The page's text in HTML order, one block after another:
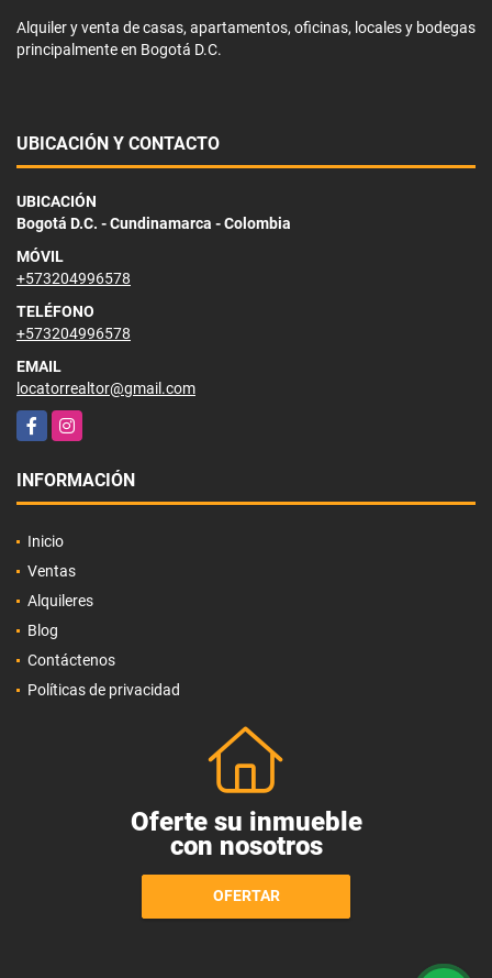
Alquiler y venta de casas, apartamentos, oficinas, locales y bodegas
principalmente en Bogotá D.C.
UBICACIÓN Y CONTACTO
UBICACIÓN
Bogotá D.C. - Cundinamarca - Colombia
MÓVIL
+573204996578
TELÉFONO
+573204996578
EMAIL
locatorrealtor@gmail.com
FacebookInstagram
INFORMACIÓN
Inicio
Ventas
Alquileres
Blog
Contáctenos
Políticas de privacidad
Oferte su inmueble
con nosotros
OFERTAR